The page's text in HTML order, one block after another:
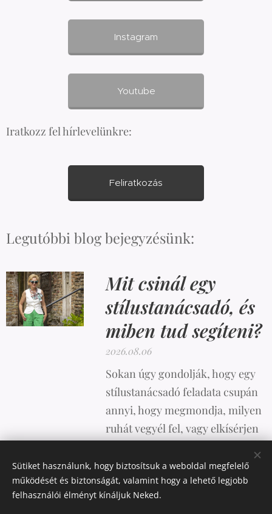
Instagram
Youtube
Iratkozz fel hírlevelünkre:
Feliratkozás
Legutóbbi blog bejegyzésünk:
Mit csinál egy
stílustanácsadó, és
miben tud segíteni?
2026.08.06
Sokan úgy gondolják, hogy egy
stílustanácsadó feladata csupán
annyi, hogy megmondja, milyen
ruhát vegyél fel, vagy elkísérjen
ennél sokkal összetettebb.
Sütiket használunk, hogy biztosítsuk a weboldal megfelelő
működését és biztonságát, valamint hogy a lehető legjobb
felhasználói élményt kínáljuk Neked.